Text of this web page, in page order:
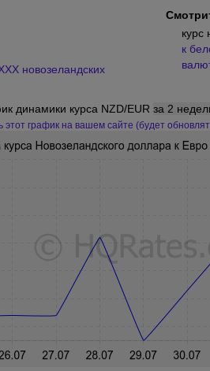
новозеландских
курс
к
динамики курса NZD/EUR за 2
этот график на вашем сайте (будет